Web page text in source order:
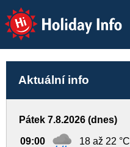
Holiday Info
Aktuální info
Pátek 7.8.2026 (dnes)
09:00 18 až 22 °C